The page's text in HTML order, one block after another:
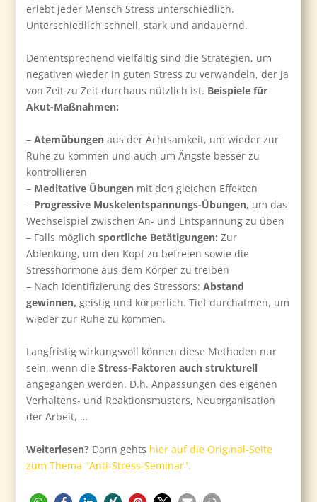
erlebt jeder Mensch Stress unterschiedlich.
Unterschiedlich schnell, stark und andauernd.
Dementsprechend vielfältig sind die Strategien, um
negativen wieder in guten Stress zu verwandeln, der ja
von Zeit zu Zeit durchaus nützlich ist. Beispiele für
Akut-Maßnahmen:
–Atemübungenaus der Achtsamkeit, um wieder zur
Ruhe zu kommen und auch um Ängste besser zu
kontrollieren
– Meditative Übungen mit den gleichen Effekten
– Progressive Muskelentspannungs-Übungen, um das
Wechselspiel zwischen An- und Entspannung zu üben
– Falls möglichsportliche Betätigungen: Zur
Ablenkung, um den Kopf zu befreien sowie die
Stresshormone aus dem Körper zu treiben
– Nach Identifizierung des Stressors:Abstand
gewinnen, geistig und körperlich. Tief durchatmen, um
wieder zur Ruhe zu kommen.
Langfristig wirkungsvoll können diese Methoden nur
sein, wenn dieStress-Faktoren auch strukturell
angegangen werden. D.h. Anpassungen des eigenen
Verhaltens- und Reaktionsmusters, Neuorganisation
der Arbeit, …
Weiterlesen? Dann gehts hier auf die Original-Seite
zum Thema "Anti-Stress-Seminar".